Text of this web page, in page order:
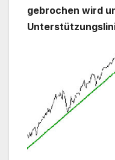
gebrochen wird